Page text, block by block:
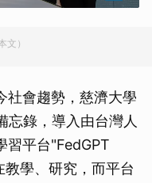
文）
社會趨勢，慈濟大學
忘錄，導入由台灣人
習平台"FedGPT
學、研究，而平台